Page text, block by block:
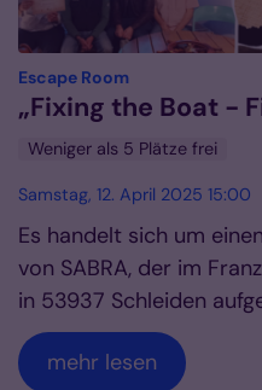
Escape Room:
„Fixing the Boat -
Weniger als 5 Plätze frei
Samstag, 12. April 2025 15:00
Es handelt sich um
von SABRA, der im
in 53937 Schleiden
mehr lesen